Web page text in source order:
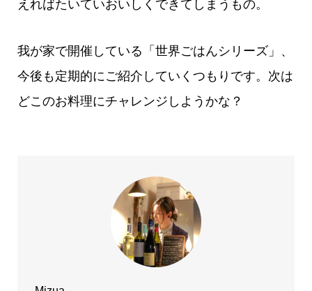
えればたいていおいしくできてしまうもの。
我が家で開催している「世界ごはんシリーズ」、
今後も定期的にご紹介していくつもりです。次は
どこのお料理にチャレンジしようかな？